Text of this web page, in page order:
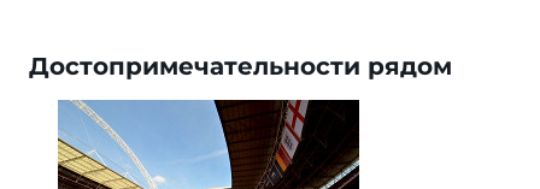
Достопримечательности рядом